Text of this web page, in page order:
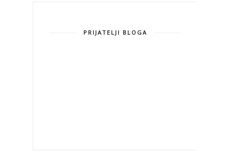
PRIJATELJI BLOGA